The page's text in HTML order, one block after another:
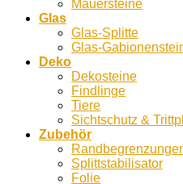
Mauersteine
Glas
Glas-Splitte
Glas-
Deko
Dekosteine
Findlinge
Tiere
Sichtschutz &
Zubehör
Splittstabilisator
Folie